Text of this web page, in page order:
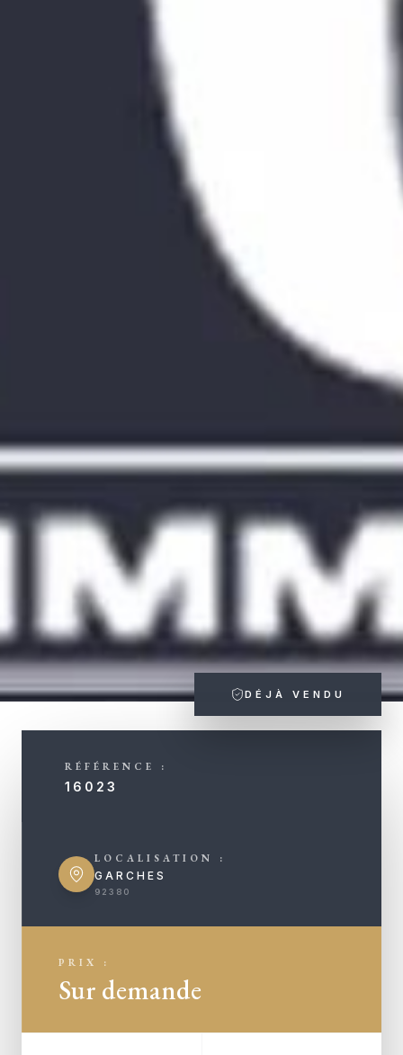
DÉJÀ VENDU
RÉFÉRENCE :
16023
LOCALISATION :
GARCHES
92380
PRIX :
Sur demande